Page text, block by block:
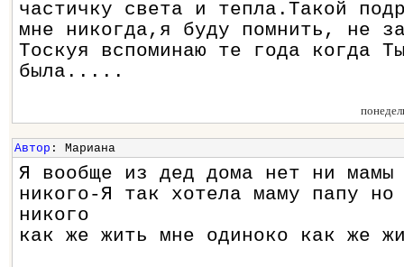
частичку света и тепла.Такой
мне никогда,я буду помнить, не
Тоскуя вспоминаю те года когда
была.....
Автор : Мариана
Я вообще из дед дома нет ни мамы
никого-Я так хотела маму папу но
никого
как же жить мне одиноко как же